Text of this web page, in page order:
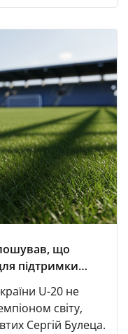
що
підтримки
U-20 не
світу,
Сергій Булеца.